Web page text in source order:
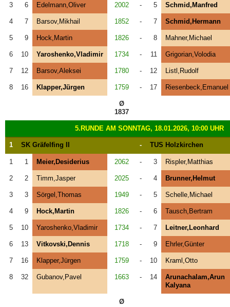
3 6 Edelmann,Oliver 2002 - 5 Schmid,Manfred
4 7 Barsov,Mikhail 1852 - 7 Schmid,Hermann
5 9 Hock,Martin 1826 - 8 Mahner,Michael
6 10 Yaroshenko,Vladimir 1734 - 11 Grigorian,Volodia
7 12 Barsov,Aleksei 1780 - 12 Listl,Rudolf
8 16 Klapper,Jürgen 1759 - 17 Riesenbeck,Emanuel
Ø
1837
5.RUNDE AM SONNTAG, 18.01.2026, 10:00 UHR
1 SK Gräfelfing II - TUS Holzkirchen
1 1 Meier,Desiderius 2062 - 3 Rispler,Matthias
2 2 Timm,Jasper 2025 - 4 Brunner,Helmut
3 3 Sörgel,Thomas 1949 - 5 Schelle,Michael
4 9 Hock,Martin 1826 - 6 Tausch,Bertram
5 10 Yaroshenko,Vladimir 1734 - 7 Leitner,Leonhard
6 13 Vitkovski,Dennis 1718 - 9 Ehrler,Günter
7 16 Klapper,Jürgen 1759 - 10 Kraml,Otto
8 32 Gubanov,Pavel 1663 - 14
Arunachalam,Arun
Kalyana
Ø